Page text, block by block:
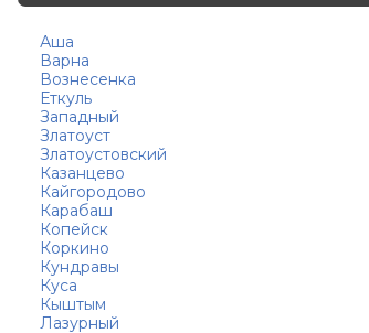
Аша
Варна
Вознесенка
Еткуль
Западный
Златоуст
Златоустовский
Казанцево
Кайгородово
Карабаш
Копейск
Коркино
Кундравы
Куса
Кыштым
Лазурный